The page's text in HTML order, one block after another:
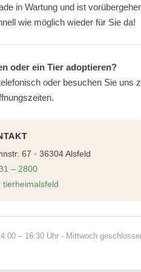
in Wartung und ist
wie möglich wieder für Sie da!
oder ein Tier adoptieren?
oder besuchen Sie uns
67 · 36304 Alsfeld
– 2800
tierheimalsfeld
– 16:30 Uhr - Mittwoch